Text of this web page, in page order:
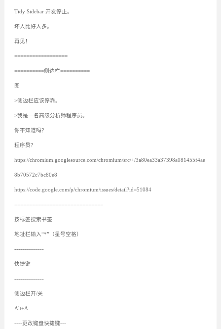
Tidy Sidebar 开发停止。
坏人比好人多。
再见！
==================
==========侧边栏==========
图
>侧边栏应该停靠。
>我是一名高级分析师程序员。
你不知道吗？
程序员？
https://chromium.googlesource.com/chromium/src/+/3a80ea33a37398a081455f4ae
8b70572c7bc80e8
https://code.google.com/p/chromium/issues/detail?id=51084
==============================
按标签搜索书签
地址栏输入“*”（星号空格）
---------------
快捷键
---------------
侧边栏开/关
Alt+A
----更改键盘快捷键---